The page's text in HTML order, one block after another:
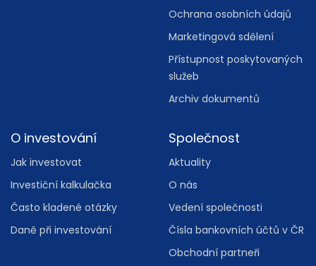
Ochrana osobních údajů
Marketingová sdělení
Přístupnost poskytovaných
služeb
Archiv dokumentů
O investování
Jak investovat
Investiční kalkulačka
Často kladené otázky
Daně při investování
Společnost
Aktuality
O nás
Vedení společnosti
Čísla bankovních účtů v ČR
Obchodní partneři